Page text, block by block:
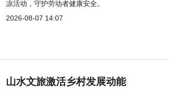
凉活动，守护劳动者健康安全。
2026-08-07 14:07
山水文旅激活乡村发展动能